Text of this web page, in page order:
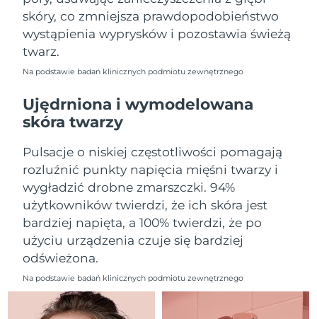
skóry, co zmniejsza prawdopodobieństwo
wystąpienia wyprysków i pozostawia świeżą
twarz.
Na podstawie badań klinicznych podmiotu zewnętrznego
Ujędrniona i wymodelowana
skóra twarzy
Pulsacje o niskiej częstotliwości pomagają
rozluźnić punkty napięcia mięśni twarzy i
wygładzić drobne zmarszczki. 94%
użytkowników twierdzi, że ich skóra jest
bardziej napięta, a 100% twierdzi, że po
użyciu urządzenia czuje się bardziej
odświeżona.
Na podstawie badań klinicznych podmiotu zewnętrznego
8/14/26
Kuwejt
Oczekiwany czas dostawy
Oczekiwany czas dostawy
Liban
Litwa
Oczekiwany czas dostawy
8/12/26
Luksemburg
Oczekiwany czas dostawy
SRA Makau (Chiny)
Oczekiwany czas dostawy
Malezja
Oczekiwany czas dostawy
8/15/26